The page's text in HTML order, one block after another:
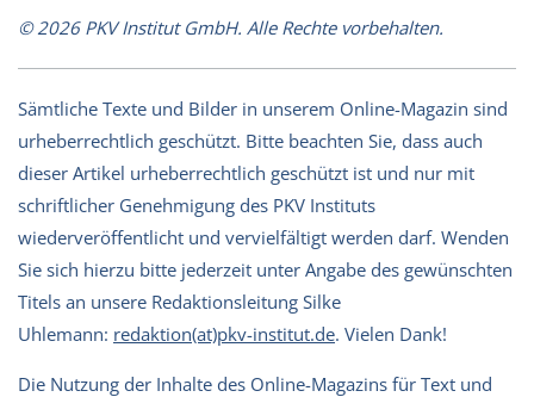
© 2026 PKV Institut GmbH. Alle Rechte vorbehalten.
Sämtliche Texte und Bilder in unserem Online-Magazin sind
urheberrechtlich geschützt. Bitte beachten Sie, dass auch
dieser Artikel urheberrechtlich geschützt ist und nur mit
schriftlicher Genehmigung des PKV Instituts
wiederveröffentlicht und vervielfältigt werden darf. Wenden
Sie sich hierzu bitte jederzeit unter Angabe des gewünschten
Titels an unsere Redaktionsleitung Silke
Uhlemann: redaktion(at)pkv-institut.de. Vielen Dank!
Die Nutzung der Inhalte des Online-Magazins für Text und